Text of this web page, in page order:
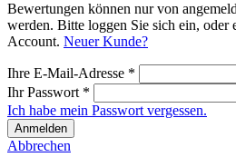
Bewertungen können nur von
werden. Bitte loggen Sie sich ein, oder
Account. Neuer Kunde?
Ihre E-Mail-Adresse *
Ihr Passwort *
Ich habe mein Passwort vergessen.
Anmelden
Abbrechen